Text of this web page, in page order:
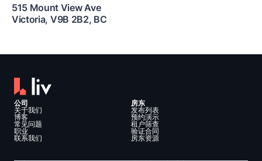
515 Mount View Ave
Victoria, V9B 2B2, BC
公司
关于我们
博客
常见问题
职业
联系我们
房东
发布列表
预约演示
租户筛查
验证合同
房东资源